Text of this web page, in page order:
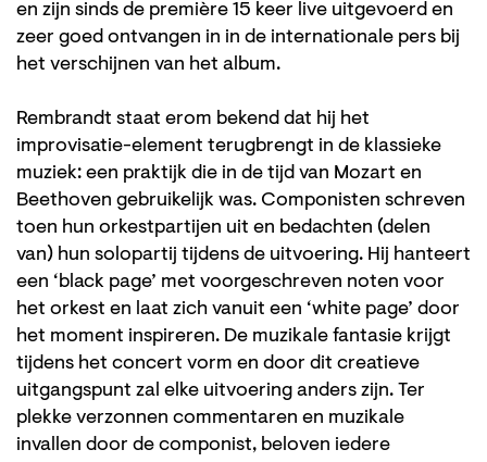
en zijn sinds de première 15 keer live uitgevoerd en
zeer goed ontvangen in in de internationale pers bij
het verschijnen van het album.
Rembrandt staat erom bekend dat hij het
improvisatie-element terugbrengt in de klassieke
muziek: een praktijk die in de tijd van Mozart en
Beethoven gebruikelijk was. Componisten schreven
toen hun orkestpartijen uit en bedachten (delen
van) hun solopartij tijdens de uitvoering. Hij hanteert
een ‘black page’ met voorgeschreven noten voor
het orkest en laat zich vanuit een ‘white page’ door
het moment inspireren. De muzikale fantasie krijgt
tijdens het concert vorm en door dit creatieve
uitgangspunt zal elke uitvoering anders zijn. Ter
plekke verzonnen commentaren en muzikale
invallen door de componist, beloven iedere